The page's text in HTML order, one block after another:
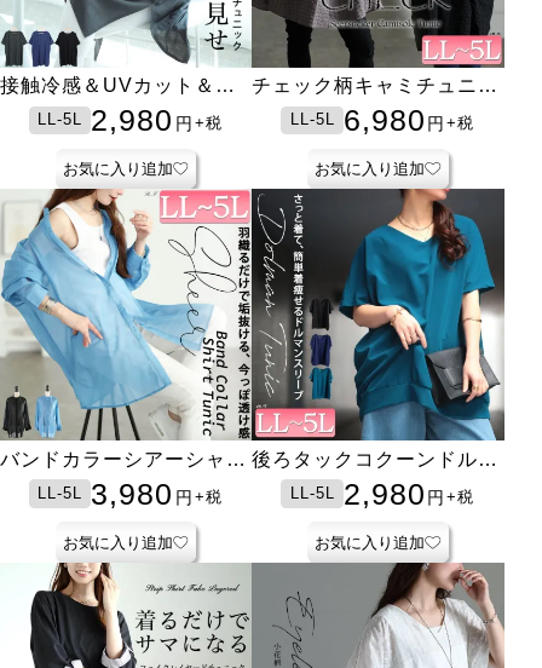
接触冷感＆UVカット＆吸
湿速乾サイドスリットチュ
ニック
LL-5L 2,980 円 +税
お気に入り追加
チェック柄キャミチュニッ
LL-5L 6,980 円 +税
お気に入り追加
バンドカラーシアーシャツ
チュニック
LL-5L 3,980 円 +税
お気に入り追加
後ろタックコクーンドルマ
ンチュニック
LL-5L 2,980 円 +税
お気に入り追加